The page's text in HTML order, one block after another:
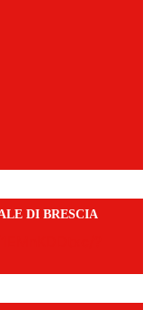
DI BRESCIA